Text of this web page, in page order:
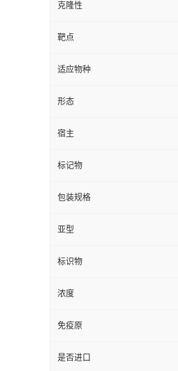
克隆性
靶点
适应物种
形态
宿主
标记物
包装规格
亚型
标识物
浓度
免疫原
是否进口